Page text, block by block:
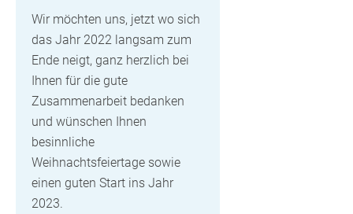
Wir möchten uns, jetzt wo sich
das Jahr 2022 langsam zum
Ende neigt, ganz herzlich bei
Ihnen für die gute
Zusammenarbeit bedanken
und wünschen Ihnen
besinnliche
Weihnachtsfeiertage sowie
einen guten Start ins Jahr
2023.